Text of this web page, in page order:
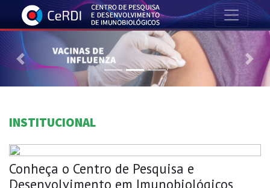
Previous Next
INSTITUCIONAL
Conheça o Centro de Pesquisa e
Desenvolvimento em Imunobiológicos